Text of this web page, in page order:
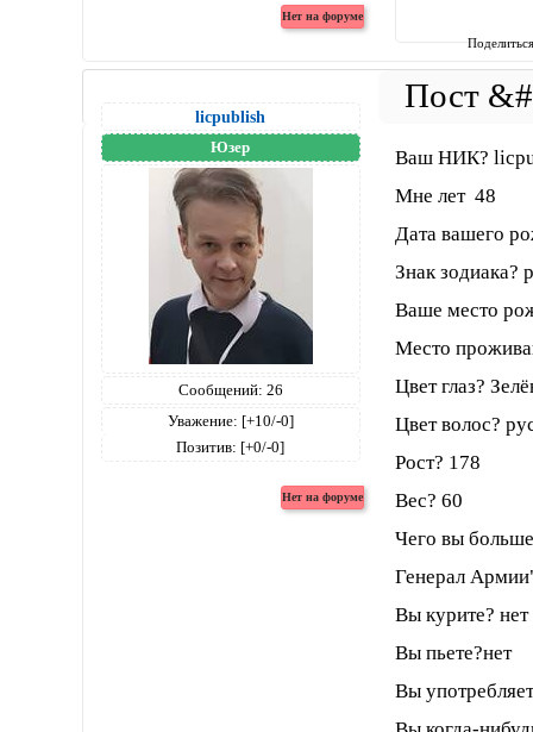
licpublish
Юзер
Сообщений: 26
Уважение: [+10/-0]
Позитив: [+0/-0]
Ваш НИК?
Мне лет 48
Дата вашего
Знак зодиака?
Ваше место
Место
Цвет глаз?
Цвет волос?
Рост? 178
Вес? 60
Чего вы
Генерал
Вы курите? нет
Вы пьете?нет
Вы